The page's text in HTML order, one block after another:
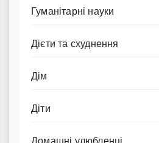
Гуманітарні науки
Дієти та схуднення
Дім
Діти
Домашні улюбленці